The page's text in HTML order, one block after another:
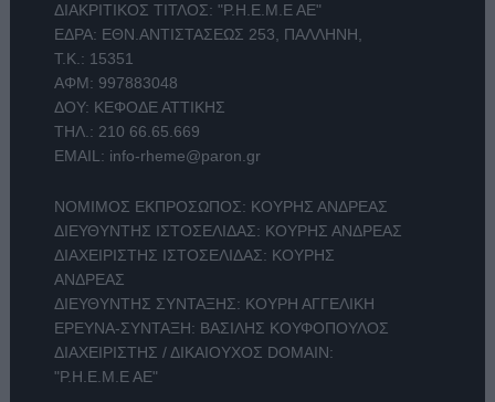
ΔΙΑΚΡΙΤΙΚΟΣ ΤΙΤΛΟΣ: "Ρ.Η.Ε.Μ.Ε ΑΕ"
ΕΔΡΑ: ΕΘΝ.ΑΝΤΙΣΤΑΣΕΩΣ 253, ΠΑΛΛΗΝΗ,
Τ.Κ.: 15351
ΑΦΜ: 997883048
ΔΟΥ: ΚΕΦΟΔΕ ΑΤΤΙΚΗΣ
ΤΗΛ.: 210 66.65.669
EMAIL: info-rheme@paron.gr
ΝΟΜΙΜΟΣ ΕΚΠΡΟΣΩΠΟΣ: ΚΟΥΡΗΣ ΑΝΔΡΕΑΣ
ΔΙΕΥΘΥΝΤΗΣ ΙΣΤΟΣΕΛΙΔΑΣ: ΚΟΥΡΗΣ ΑΝΔΡΕΑΣ
ΔΙΑΧΕΙΡΙΣΤΗΣ ΙΣΤΟΣΕΛΙΔΑΣ: ΚΟΥΡΗΣ
ΑΝΔΡΕΑΣ
ΔΙΕΥΘΥΝΤΗΣ ΣΥΝΤΑΞΗΣ: ΚΟΥΡΗ ΑΓΓΕΛΙΚΗ
ΕΡΕΥΝΑ-ΣΥΝΤΑΞΗ: ΒΑΣΙΛΗΣ ΚΟΥΦΟΠΟΥΛΟΣ
ΔΙΑΧΕΙΡΙΣΤΗΣ / ΔΙΚΑΙΟΥΧΟΣ DOMAIN:
"Ρ.Η.Ε.Μ.Ε ΑΕ"